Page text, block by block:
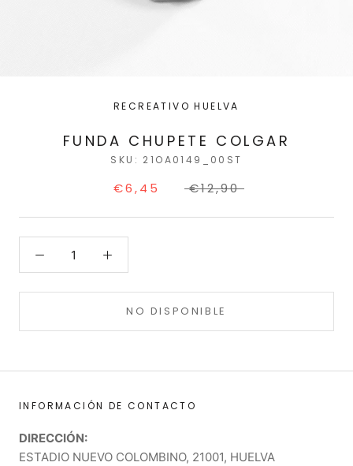
RECREATIVO HUELVA
FUNDA CHUPETE COLGAR
SKU: 21OA0149_00ST
€6,45 €12,90
NO DISPONIBLE
INFORMACIÓN DE CONTACTO
DIRECCIÓN:
ESTADIO NUEVO COLOMBINO, 21001, HUELVA